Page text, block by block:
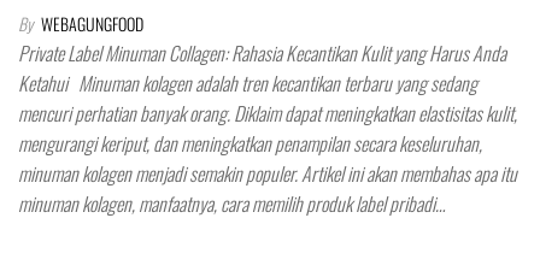
By WEBAGUNGFOOD
Private Label Minuman Collagen: Rahasia Kecantikan Kulit yang Harus Anda
Ketahui Minuman kolagen adalah tren kecantikan terbaru yang sedang
mencuri perhatian banyak orang. Diklaim dapat meningkatkan elastisitas kulit,
mengurangi keriput, dan meningkatkan penampilan secara keseluruhan,
minuman kolagen menjadi semakin populer. Artikel ini akan membahas apa itu
minuman kolagen, manfaatnya, cara memilih produk label pribadi…